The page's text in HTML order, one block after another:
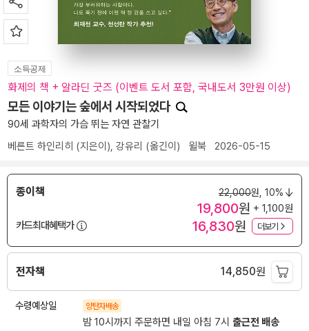
소득공제
화제의 책 + 알라딘 굿즈 (이벤트 도서 포함, 국내도서 3만원 이상)
모든 이야기는 숲에서 시작되었다
90세 과학자의 가슴 뛰는 자연 관찰기
베른트 하인리히 (지은이), 강유리 (옮긴이) 윌북 2026-05-15
종이책 22,000원, 10%
19,800원 + 1,100원
카드최대혜택가
16,830원 더보기
전자책 14,850원
수령예상일 양탄자배송
밤 10시까지 주문하면 내일 아침 7시 출근전 배송